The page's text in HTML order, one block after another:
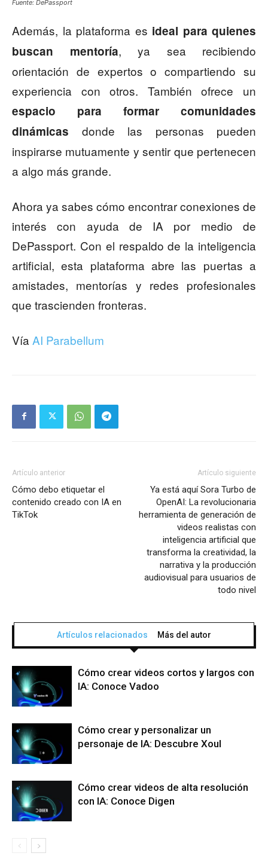
Fuente: DePassport
Además, la plataforma es ideal para quienes
buscan mentoría, ya sea recibiendo
orientación de expertos o compartiendo su
experiencia con otros. También ofrece un
espacio para formar comunidades
dinámicas donde las personas pueden
inspirarse mutuamente y sentir que pertenecen
a algo más grande.
Ahora ya sabes cómo encontrar conexiones de
interés con ayuda de IA por medio de
DePassport. Con el respaldo de la inteligencia
artificial, esta plataforma abre las puertas a
amistades, mentorías y redes profesionales
que trascienden fronteras.
Vía AI Parabellum
Artículo anterior
Cómo debo etiquetar el
contenido creado con IA en
TikTok
Artículo siguiente
Ya está aquí Sora Turbo de
OpenAI: La revolucionaria
herramienta de generación de
videos realistas con
inteligencia artificial que
transforma la creatividad, la
narrativa y la producción
audiovisual para usuarios de
todo nivel
Artículos relacionados Más del autor
Cómo crear videos cortos y largos con
IA: Conoce Vadoo
Cómo crear y personalizar un
personaje de IA: Descubre Xoul
Cómo crear videos de alta resolución
con IA: Conoce Digen